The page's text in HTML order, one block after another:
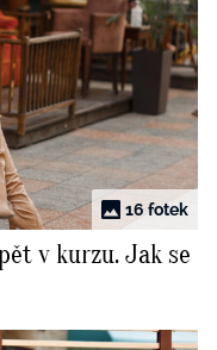
16 fotek
v kurzu. Jak se